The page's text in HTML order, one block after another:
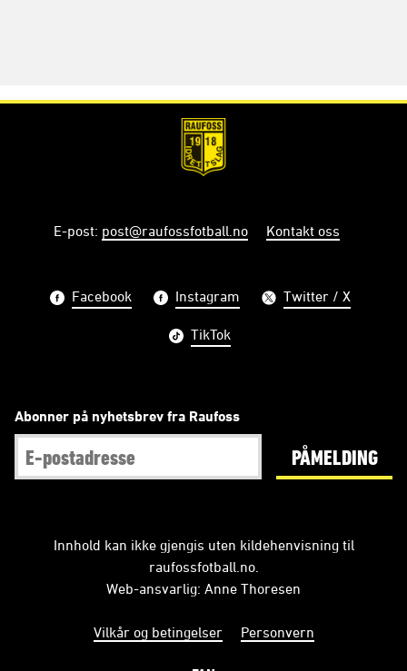
E-post: post@raufossfotball.no Kontakt oss
Facebook Instagram Twitter / X
TikTok
Abonner på nyhetsbrev fra Raufoss
PÅMELDING
Innhold kan ikke gjengis uten kildehenvisning til
raufossfotball.no.
Web-ansvarlig: Anne Thoresen
Vilkår og betingelser Personvern